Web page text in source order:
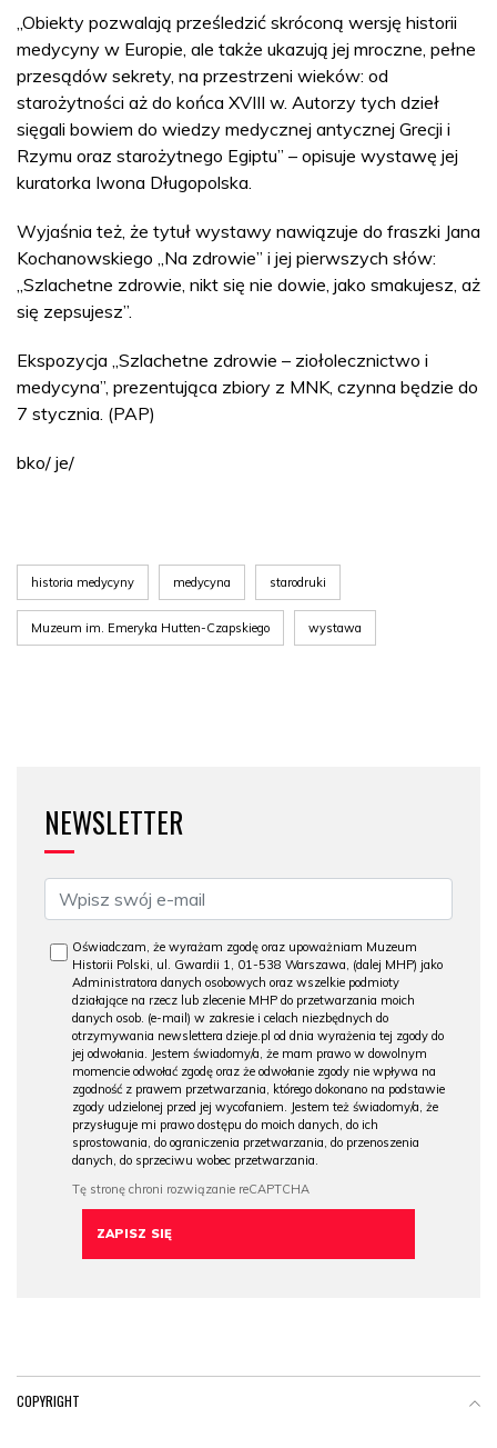
„Obiekty pozwalają prześledzić skróconą wersję historii
medycyny w Europie, ale także ukazują jej mroczne, pełne
przesądów sekrety, na przestrzeni wieków: od
starożytności aż do końca XVIII w. Autorzy tych dzieł
sięgali bowiem do wiedzy medycznej antycznej Grecji i
Rzymu oraz starożytnego Egiptu” – opisuje wystawę jej
kuratorka Iwona Długopolska.
Wyjaśnia też, że tytuł wystawy nawiązuje do fraszki Jana
Kochanowskiego „Na zdrowie” i jej pierwszych słów:
„Szlachetne zdrowie, nikt się nie dowie, jako smakujesz, aż
się zepsujesz”.
Ekspozycja „Szlachetne zdrowie – ziołolecznictwo i
medycyna”, prezentująca zbiory z MNK, czynna będzie do
7 stycznia. (PAP)
bko/ je/
historia medycyny medycyna starodruki
Muzeum im. Emeryka Hutten-Czapskiego wystawa
NEWSLETTER
Oświadczam, że wyrażam zgodę oraz upoważniam Muzeum
Historii Polski, ul. Gwardii 1, 01-538 Warszawa, (dalej MHP) jako
Administratora danych osobowych oraz wszelkie podmioty
działające na rzecz lub zlecenie MHP do przetwarzania moich
danych osob. (e-mail) w zakresie i celach niezbędnych do
otrzymywania newslettera dzieje.pl od dnia wyrażenia tej zgody do
jej odwołania. Jestem świadomy/a, że mam prawo w dowolnym
momencie odwołać zgodę oraz że odwołanie zgody nie wpływa na
zgodność z prawem przetwarzania, którego dokonano na podstawie
zgody udzielonej przed jej wycofaniem. Jestem też świadomy/a, że
przysługuje mi prawo dostępu do moich danych, do ich
sprostowania, do ograniczenia przetwarzania, do przenoszenia
danych, do sprzeciwu wobec przetwarzania.
COPYRIGHT